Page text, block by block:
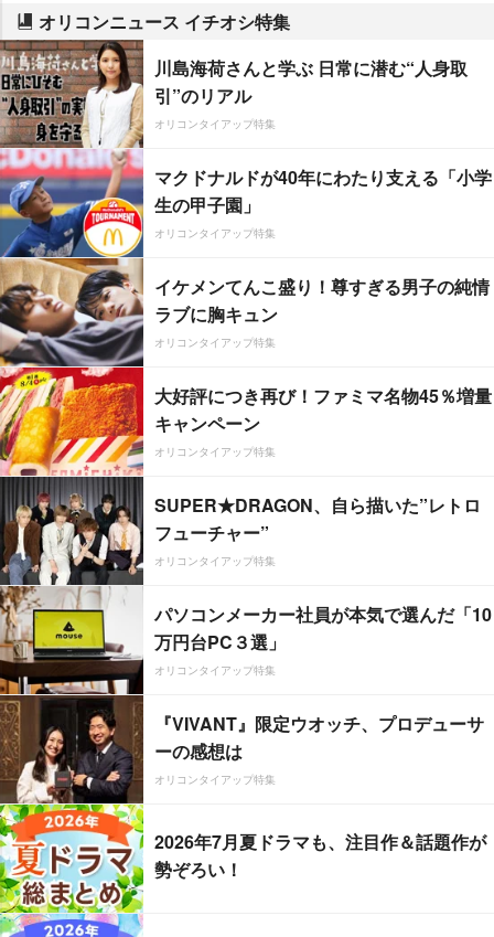
オリコンニュース イチオシ特集
川島海荷さんと学ぶ 日常に潜む“人身取
引”のリアル
オリコンタイアップ特集
マクドナルドが40年にわたり支える「小学
生の甲子園」
オリコンタイアップ特集
イケメンてんこ盛り！尊すぎる男子の純情
ラブに胸キュン
オリコンタイアップ特集
大好評につき再び！ファミマ名物45％増量
キャンペーン
オリコンタイアップ特集
SUPER★DRAGON、自ら描いた”レトロ
フューチャー”
オリコンタイアップ特集
パソコンメーカー社員が本気で選んだ「10
万円台PC３選」
オリコンタイアップ特集
『VIVANT』限定ウオッチ、プロデューサ
ーの感想は
オリコンタイアップ特集
2026年7月夏ドラマも、注目作＆話題作が
勢ぞろい！